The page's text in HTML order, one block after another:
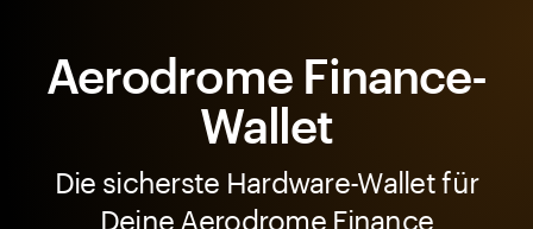
Aerodrome Finance-
Wallet
Die sicherste Hardware-Wallet für
Deine Aerodrome Finance